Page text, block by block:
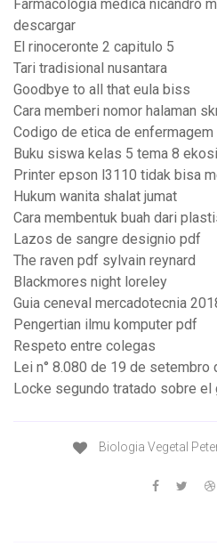
Farmacologia medica nicandro
descargar
El rinoceronte 2 capitulo 5
Tari tradisional nusantara
Goodbye to all that eula biss
Cara memberi nomor halaman
Codigo de etica de
Buku siswa kelas 5 tema 8
Printer epson l3110 tidak bisa
Hukum wanita shalat jumat
Cara membentuk buah dari
Lazos de sangre designio pdf
The raven pdf sylvain reynard
Blackmores night loreley
Guia ceneval mercadotecnia
Pengertian ilmu komputer pdf
Respeto entre colegas
Lei n° 8.080 de 19 de
Locke segundo tratado sobre
Biologia Vegetal